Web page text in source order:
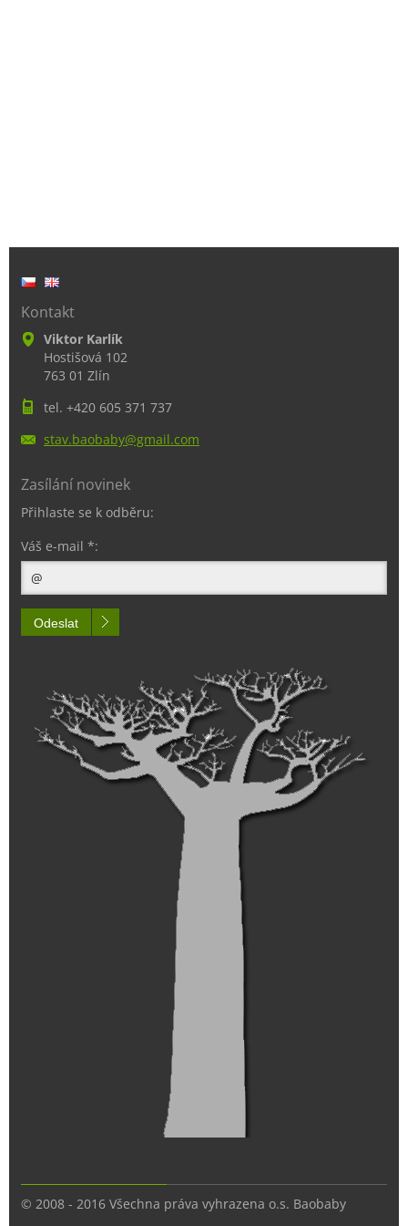
Kontakt
Viktor Karlík
Hostišová 102
763 01 Zlín
tel. +420 605 371 737
stav.baobaby@gmail.com
Zasílání novinek
Přihlaste se k odběru:
Váš e-mail *:
Odeslat
© 2008 - 2016 Všechna práva vyhrazena o.s. Baobaby